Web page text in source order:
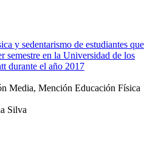
y sedentarismo de estudiantes que
semestre en la Universidad de los
durante el año 2017
Media, Mención Educación Física
Silva